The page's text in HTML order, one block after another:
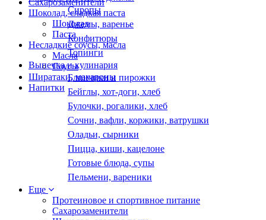
Сахарозаменители
Шоколад, сладкая паста
Шоколад
Паста
Несладкие соусы, масла
Масла
Соусы
Ширатаки, макароны
Напитки
Сиропы
Джемы, варенье
Конфитюры
Топинги
Выпечка и кулинария
Блинчики и пирожки
Бейглы, хот-доги, хлеб
Булочки, рогалики, хлеб
Сочни, вафли, коржики, ватрушки
Оладьи, сырники
Пицца, киши, кацелоне
Готовые блюда, супы
Пельмени, вареники
Еще
Протеиновое и спортивное питание
Сахарозаменители